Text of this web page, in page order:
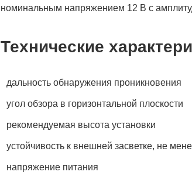
номинальным напряжением 12 В с
Технические
дальность обнаружения проникновения
угол обзора в горизонтальной плоскости
рекомендуемая высота установки
устойчивость к внешней засветке, не
напряжение питания